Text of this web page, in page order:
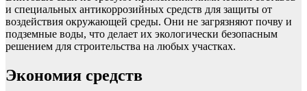
и специальных антикоррозийных средств для защиты от
воздействия окружающей среды. Они не загрязняют почву и
подземные воды, что делает их экологически безопасным
решением для строительства на любых участках.
Экономия средств